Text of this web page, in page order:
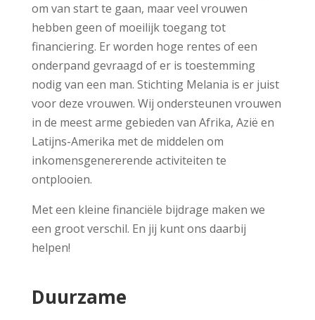
om van start te gaan, maar veel vrouwen
hebben geen of moeilijk toegang tot
financiering. Er worden hoge rentes of een
onderpand gevraagd of er is toestemming
nodig van een man. Stichting Melania is er juist
voor deze vrouwen. Wij ondersteunen vrouwen
in de meest arme gebieden van Afrika, Azië en
Latijns-Amerika met de middelen om
inkomensgenererende activiteiten te
ontplooien.
Met een kleine financiële bijdrage maken we
een groot verschil. En jij kunt ons daarbij
helpen!
Duurzame